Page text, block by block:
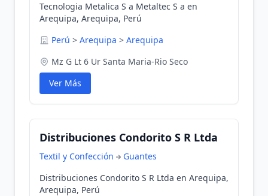
Tecnologia Metalica S a Metaltec S a en
Arequipa, Arequipa, Perú
Perú > Arequipa > Arequipa
Mz G Lt 6 Ur Santa Maria-Rio Seco
Ver Más
Distribuciones Condorito S R Ltda
Textil y Confección
Guantes
Distribuciones Condorito S R Ltda en Arequipa,
Arequipa, Perú